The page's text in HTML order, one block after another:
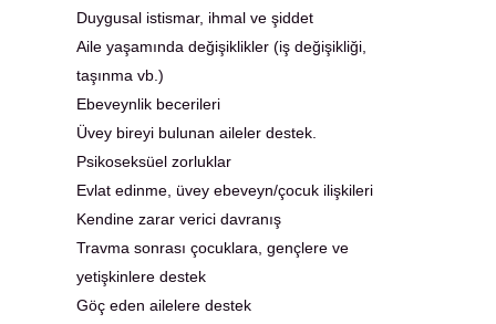
Duygusal istismar, ihmal ve şiddet
Aile yaşamında değişiklikler (iş değişikliği,
taşınma vb.)
Ebeveynlik becerileri
Üvey bireyi bulunan aileler destek.
Psikoseksüel zorluklar
Evlat edinme, üvey ebeveyn/çocuk ilişkileri
Kendine zarar verici davranış
Travma sonrası çocuklara, gençlere ve
yetişkinlere destek
Göç eden ailelere destek